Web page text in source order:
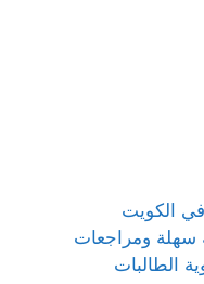
الكويت
ومراجعات
الطالبات